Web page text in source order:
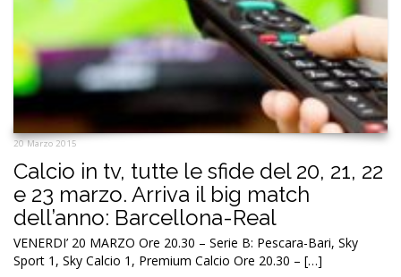
20 Marzo 2015
Calcio in tv, tutte le sfide del 20, 21, 22
e 23 marzo. Arriva il big match
dell’anno: Barcellona-Real
VENERDI’ 20 MARZO Ore 20.30 – Serie B: Pescara-Bari, Sky
Sport 1, Sky Calcio 1, Premium Calcio Ore 20.30 – […]